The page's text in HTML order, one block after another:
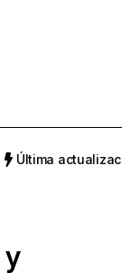
Última